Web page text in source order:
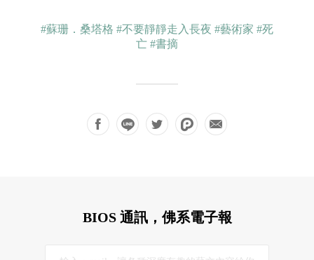
#蘇珊．桑塔格 #不要靜靜走入長夜 #藝術家 #死
亡 #書摘
BIOS 通訊，佛系電子報